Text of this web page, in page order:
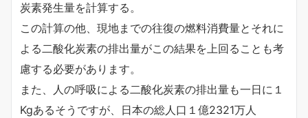
炭素発生量を計算する。
この計算の他、現地までの往復の燃料消費量とそれに
よる二酸化炭素の排出量がこの結果を上回ることも考
慮する必要があります。
また、人の呼吸による二酸化炭素の排出量も一日に１
Kgあるそうですが、日本の総人口１億2321万人